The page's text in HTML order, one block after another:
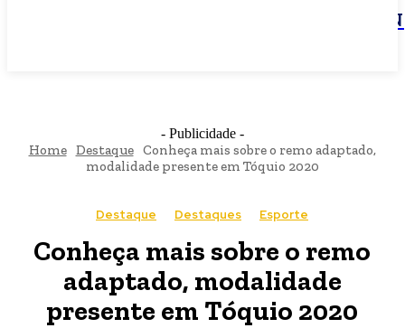
JBN
- Publicidade -
Home Destaque Conheça mais sobre o remo adaptado,
modalidade presente em Tóquio 2020
Destaque Destaques Esporte
Conheça mais sobre o remo
adaptado, modalidade
presente em Tóquio 2020